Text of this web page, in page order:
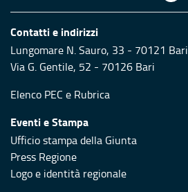
Contatti e indirizzi
Lungomare N. Sauro, 33 - 70121 Bari
Via G. Gentile, 52 - 70126 Bari
Elenco PEC e Rubrica
Eventi e Stampa
Ufficio stampa della Giunta
Press Regione
Logo e identità regionale